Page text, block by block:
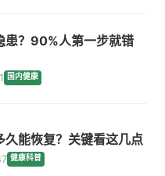
患？90%人第一步就错
国内健康
久能恢复？关键看这几点
健康科普